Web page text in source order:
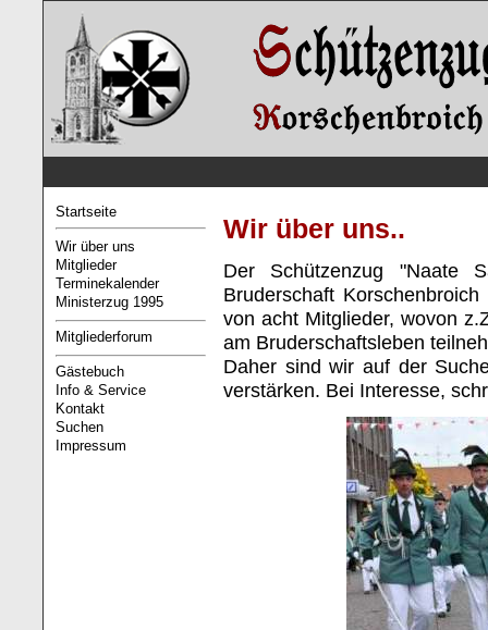
Startseite
Wir über uns
Mitglieder
Terminekalender
Ministerzug 1995
Mitgliederforum
Gästebuch
Info & Service
Kontakt
Suchen
Impressum
Wir über uns..
Der Schützenzug "Naate
Bruderschaft
von acht Mitglieder, wovon
am Bruderschaftsleben
Daher sind wir auf der
verstärken. Bei Interesse,